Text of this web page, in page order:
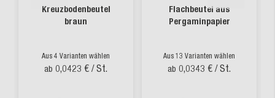
Kreuzbodenbeutel
braun
Aus 4 Varianten wählen
ab 0,0423 € / St.
Flachbeutel aus
Pergaminpapier
Aus 13 Varianten wählen
ab 0,0343 € / St.